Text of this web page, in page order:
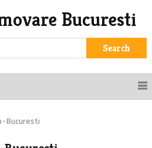
Bucuresti
Search
Bucuresti